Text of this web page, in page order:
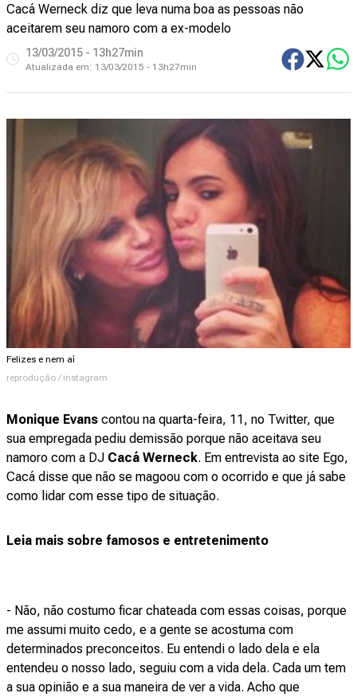
Cacá Werneck diz que leva numa boa as pessoas não
aceitarem seu namoro com a ex-modelo
13/03/2015 - 13h27min
Atualizada em: 13/03/2015 - 13h27min
Felizes e nem aí
reprodução / instagram
Monique Evans contou na quarta-feira, 11, no Twitter, que
sua empregada pediu demissão porque não aceitava seu
namoro com a DJ Cacá Werneck. Em entrevista ao site Ego,
Cacá disse que não se magoou com o ocorrido e que já sabe
como lidar com esse tipo de situação.
Leia mais sobre famosos e entretenimento
- Não, não costumo ficar chateada com essas coisas, porque
me assumi muito cedo, e a gente se acostuma com
determinados preconceitos. Eu entendi o lado dela e ela
entendeu o nosso lado, seguiu com a vida dela. Cada um tem
a sua opinião e a sua maneira de ver a vida. Acho que